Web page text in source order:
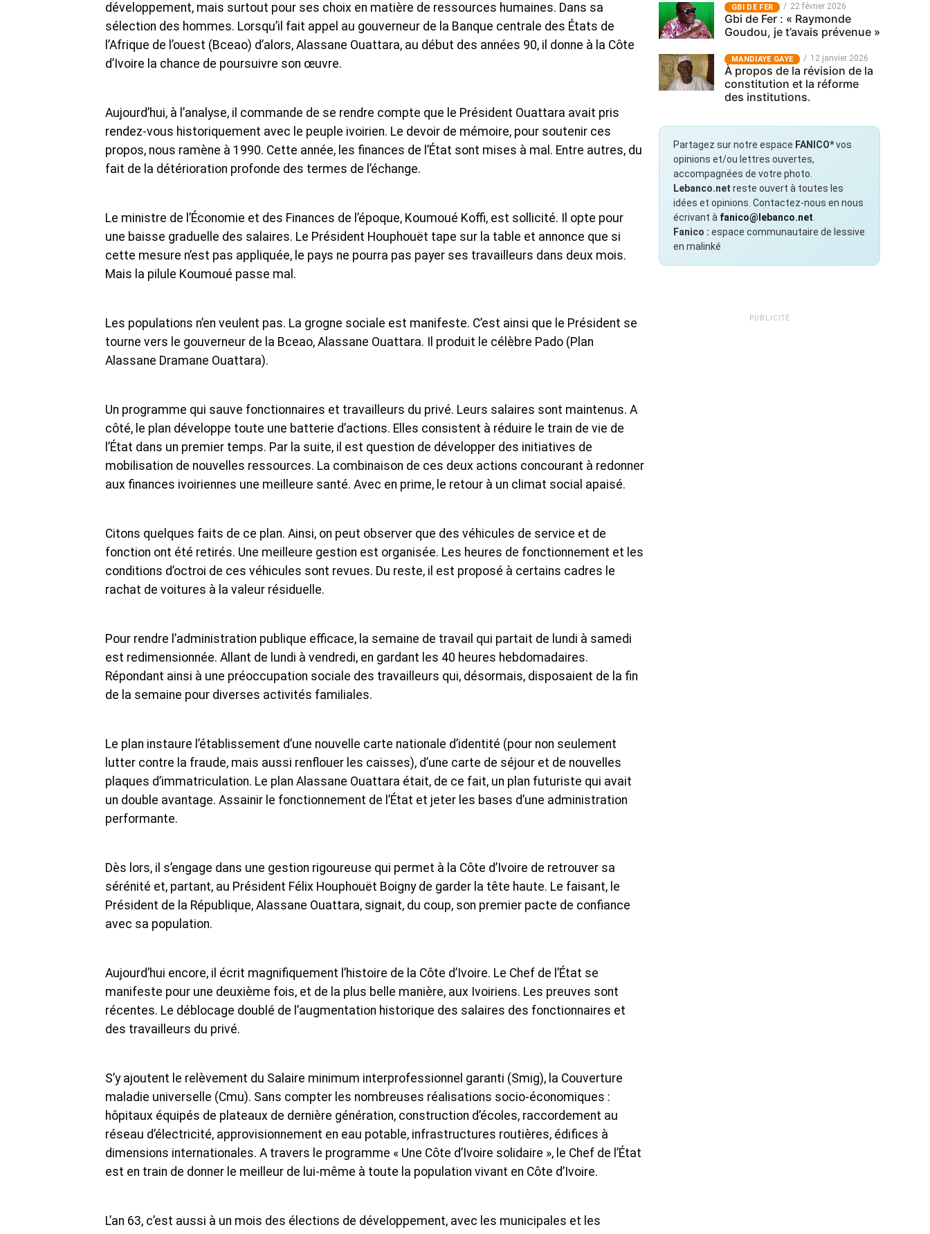
développement, mais surtout pour ses choix en matière de ressources humaines. Dans sa
sélection des hommes. Lorsqu’il fait appel au gouverneur de la Banque centrale des États de
l’Afrique de l’ouest (Bceao) d’alors, Alassane Ouattara, au début des années 90, il donne à la Côte
d’Ivoire la chance de poursuivre son œuvre.
Aujourd’hui, à l’analyse, il commande de se rendre compte que le Président Ouattara avait pris
rendez-vous historiquement avec le peuple ivoirien. Le devoir de mémoire, pour soutenir ces
propos, nous ramène à 1990. Cette année, les finances de l’État sont mises à mal. Entre autres, du
fait de la détérioration profonde des termes de l’échange.
Le ministre de l’Économie et des Finances de l’époque, Koumoué Koffi, est sollicité. Il opte pour
une baisse graduelle des salaires. Le Président Houphouët tape sur la table et annonce que si
cette mesure n’est pas appliquée, le pays ne pourra pas payer ses travailleurs dans deux mois.
Mais la pilule Koumoué passe mal.
Les populations n’en veulent pas. La grogne sociale est manifeste. C’est ainsi que le Président se
tourne vers le gouverneur de la Bceao, Alassane Ouattara. Il produit le célèbre Pado (Plan
Alassane Dramane Ouattara).
Un programme qui sauve fonctionnaires et travailleurs du privé. Leurs salaires sont maintenus. A
côté, le plan développe toute une batterie d’actions. Elles consistent à réduire le train de vie de
l’État dans un premier temps. Par la suite, il est question de développer des initiatives de
mobilisation de nouvelles ressources. La combinaison de ces deux actions concourant à redonner
aux finances ivoiriennes une meilleure santé. Avec en prime, le retour à un climat social apaisé.
Citons quelques faits de ce plan. Ainsi, on peut observer que des véhicules de service et de
fonction ont été retirés. Une meilleure gestion est organisée. Les heures de fonctionnement et les
conditions d’octroi de ces véhicules sont revues. Du reste, il est proposé à certains cadres le
rachat de voitures à la valeur résiduelle.
Pour rendre l’administration publique efficace, la semaine de travail qui partait de lundi à samedi
est redimensionnée. Allant de lundi à vendredi, en gardant les 40 heures hebdomadaires.
Répondant ainsi à une préoccupation sociale des travailleurs qui, désormais, disposaient de la fin
de la semaine pour diverses activités familiales.
Le plan instaure l’établissement d’une nouvelle carte nationale d’identité (pour non seulement
lutter contre la fraude, mais aussi renflouer les caisses), d’une carte de séjour et de nouvelles
plaques d’immatriculation. Le plan Alassane Ouattara était, de ce fait, un plan futuriste qui avait
un double avantage. Assainir le fonctionnement de l’État et jeter les bases d’une administration
performante.
Dès lors, il s’engage dans une gestion rigoureuse qui permet à la Côte d’Ivoire de retrouver sa
sérénité et, partant, au Président Félix Houphouët Boigny de garder la tête haute. Le faisant, le
Président de la République, Alassane Ouattara, signait, du coup, son premier pacte de confiance
avec sa population.
Aujourd’hui encore, il écrit magnifiquement l’histoire de la Côte d’Ivoire. Le Chef de l’État se
manifeste pour une deuxième fois, et de la plus belle manière, aux Ivoiriens. Les preuves sont
récentes. Le déblocage doublé de l’augmentation historique des salaires des fonctionnaires et
des travailleurs du privé.
S’y ajoutent le relèvement du Salaire minimum interprofessionnel garanti (Smig), la Couverture
maladie universelle (Cmu). Sans compter les nombreuses réalisations socio-économiques :
hôpitaux équipés de plateaux de dernière génération, construction d’écoles, raccordement au
réseau d’électricité, approvisionnement en eau potable, infrastructures routières, édifices à
dimensions internationales. A travers le programme « Une Côte d’Ivoire solidaire », le Chef de l’État
est en train de donner le meilleur de lui-même à toute la population vivant en Côte d’Ivoire.
L’an 63, c’est aussi à un mois des élections de développement, avec les municipales et les
GBI DE FER 22 février 2026
Gbi de Fer : « Raymonde
Goudou, je t’avais prévenue »
MANDIAYE GAYE 12 janvier 2026
À propos de la révision de la
constitution et la réforme
des institutions.
Partagez sur notre espace FANICO*vos
opinions et/ou lettres ouvertes,
accompagnées de votre photo.
Lebanco.net reste ouvert à toutes les
idées et opinions. Contactez-nous en nous
écrivant à fanico@lebanco.net
Fanico : espace communautaire de lessive
en malinké
PUBLICITÉ